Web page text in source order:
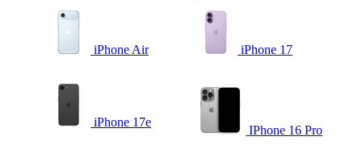
iPhone Air iPhone 17
iPhone 17e
IPhone 16 Pro